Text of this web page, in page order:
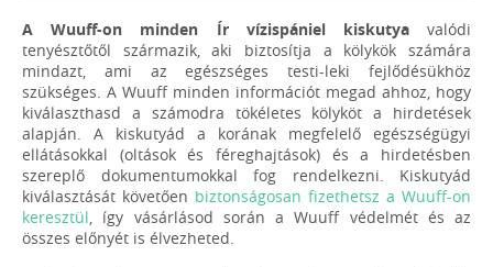
A Wuuff-on minden Ír vízispániel kiskutyavalódi
tenyésztőtől származik, aki biztosítja a kölykök számára
mindazt, ami az egészséges testi-leki fejlődésükhöz
szükséges. A Wuuff minden információt megad ahhoz, hogy
kiválaszthasd a számodra tökéletes kölyköt a hirdetések
alapján. A kiskutyád a korának megfelelő egészségügyi
ellátásokkal (oltások és féreghajtások) és a hirdetésben
szereplő dokumentumokkal fog rendelkezni. Kiskutyád
kiválasztását követően biztonságosan fizethetsz a Wuuff-on
keresztül , így vásárlásod során a Wuuff védelmét és az
összes előnyét is élvezheted.